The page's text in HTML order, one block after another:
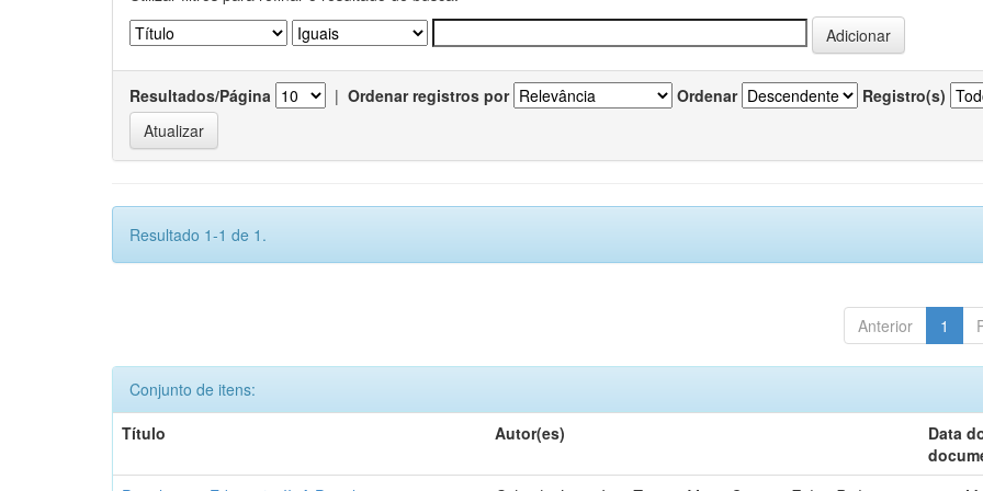
Resultados/Página | Ordenar registros por Ordenar Registro(s)
Resultado 1-1 de 1.
Anterior 1
Conjunto de itens:
Título
Autor(es)
Data